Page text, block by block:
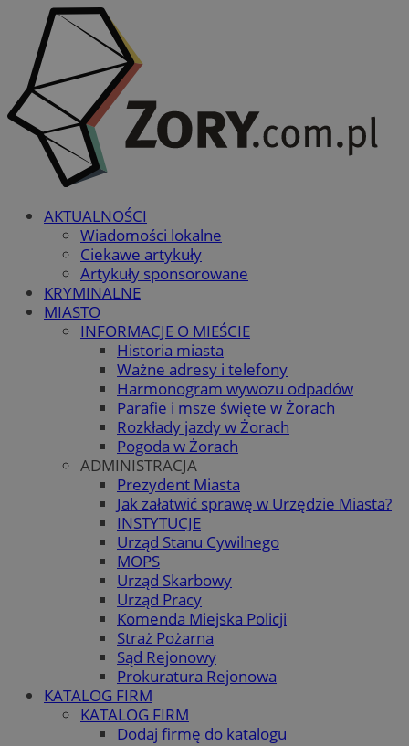
AKTUALNOŚCI
Wiadomości lokalne
Ciekawe artykuły
Artykuły sponsorowane
KRYMINALNE
MIASTO
INFORMACJE O MIEŚCIE
Historia miasta
Ważne adresy i telefony
Harmonogram wywozu odpadów
Parafie i msze święte w Żorach
Rozkłady jazdy w Żorach
Pogoda w Żorach
ADMINISTRACJA
Prezydent Miasta
Jak załatwić sprawę w Urzędzie Miasta?
INSTYTUCJE
Urząd Stanu Cywilnego
MOPS
Urząd Skarbowy
Urząd Pracy
Komenda Miejska Policji
Straż Pożarna
Sąd Rejonowy
Prokuratura Rejonowa
KATALOG FIRM
KATALOG FIRM
Dodaj firmę do katalogu